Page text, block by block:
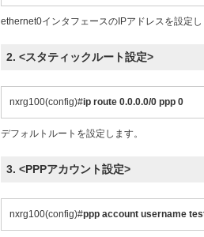
ethernet0インタフェースのIPアドレスを設定し
2. <スタティックルート設定>
nxrg100(config)#ip route 0.0.0.0/0 ppp 0
デフォルトルートを設定します。
3. <PPPアカウント設定>
nxrg100(config)#ppp account username